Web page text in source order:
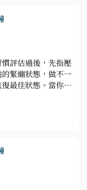
評估過後，先指壓
緊繃狀態，做不一
最佳狀態。當你有
，請事先告知，針
到最好的舒展